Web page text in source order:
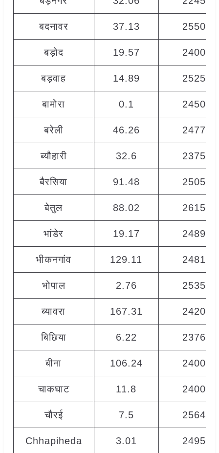
बदनावर 37.13 2550
बड़ोद 19.57 2400
बड़वाह 14.89 2525
बामोरा 0.1 2450
बरेली 46.26 2477
ब्यौहारी 32.6 2375
बैरसिया 91.48 2505
बेतुल 88.02 2615
भांडेर 19.17 2489
भीकनगांव 129.11 2481
भोपाल 2.76 2535
ब्यावरा 167.31 2420
बिछिया 6.22 2376
बीना 106.24 2400
चाकघाट 11.8 2400
चौरई 7.5 2564
Chhapiheda 3.01 2495